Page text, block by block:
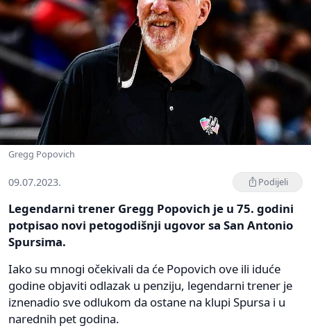
Gregg Popovich
09.07.2023. Podijeli
Legendarni trener Gregg Popovich je u 75. godini
potpisao novi petogodišnji ugovor sa San Antonio
Spursima.
Iako su mnogi očekivali da će Popovich ove ili iduće
godine objaviti odlazak u penziju, legendarni trener je
iznenadio sve odlukom da ostane na klupi Spursa i u
narednih pet godina.